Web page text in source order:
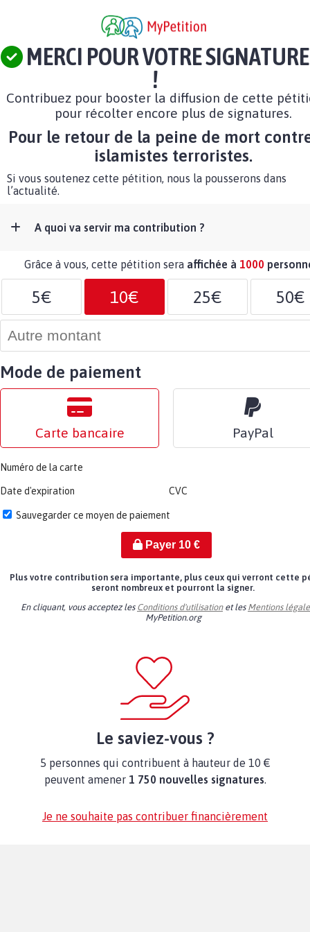
MERCI POUR VOTRE SIGNATURE
!
Contribuez pour booster la diffusion de cette
pour récolter encore plus de signatures.
Pour le retour de la peine de mort
islamistes terroristes.
Si vous soutenez cette pétition, nous la pousserons dans
l’actualité.
A quoi va servir ma contribution ?
Grâce à vous, cette pétition sera affichée à 1000
5€ 10€ 25€ 50€
Mode de paiement
Carte bancaire PayPal
Numéro de la carte
Date d'expiration CVC
Sauvegarder ce moyen de paiement
Payer 10€
Plus votre contribution sera importante, plus ceux qui verront cette
seront nombreux et pourront la signer.
En cliquant, vous acceptez les Conditions d'utilisationet les Mentions
MyPetition.org
Le saviez-vous ?
5 personnes qui contribuent à hauteur de 10 €
peuvent amener 1 750 nouvelles signatures.
Je ne souhaite pas contribuer financièrement